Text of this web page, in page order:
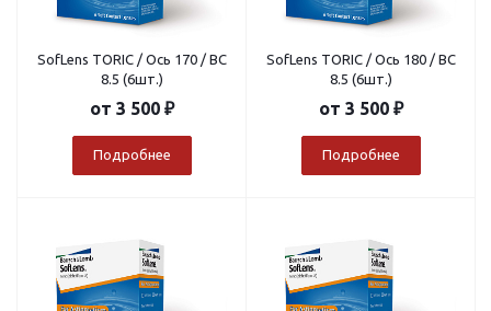
SofLens TORIC / Ось 170 / BC
8.5 (6шт.)
от 3 500 ₽
Подробнее
SofLens TORIC / Ось 180 / BC
8.5 (6шт.)
от 3 500 ₽
Подробнее